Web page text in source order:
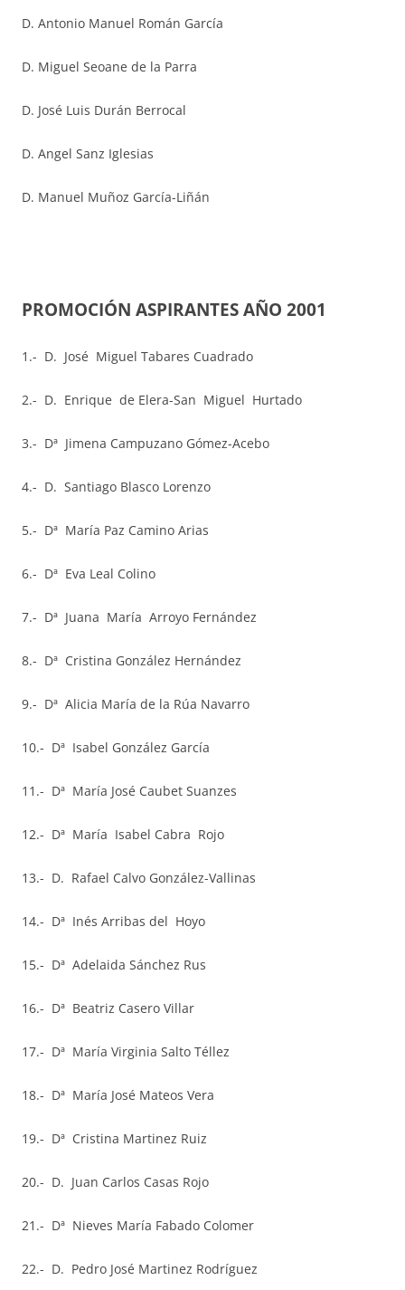
D. Antonio Manuel Román García
D. Miguel Seoane de la Parra
D. José Luis Durán Berrocal
D. Angel Sanz Iglesias
D. Manuel Muñoz García-Liñán
PROMOCIÓN ASPIRANTES AÑO 2001
1.- D. José Miguel Tabares Cuadrado
2.- D. Enrique de Elera-San Miguel Hurtado
3.- Dª Jimena Campuzano Gómez-Acebo
4.- D. Santiago Blasco Lorenzo
5.- Dª María Paz Camino Arias
6.- Dª Eva Leal Colino
7.- Dª Juana María Arroyo Fernández
8.- Dª Cristina González Hernández
9.- Dª Alicia María de la Rúa Navarro
10.- Dª Isabel González García
11.- Dª María José Caubet Suanzes
12.- Dª María Isabel Cabra Rojo
13.- D. Rafael Calvo González-Vallinas
14.- Dª Inés Arribas del Hoyo
15.- Dª Adelaida Sánchez Rus
16.- Dª Beatriz Casero Villar
17.- Dª María Virginia Salto Téllez
18.- Dª María José Mateos Vera
19.- Dª Cristina Martinez Ruiz
20.- D. Juan Carlos Casas Rojo
21.- Dª Nieves María Fabado Colomer
22.- D. Pedro José Martinez Rodríguez